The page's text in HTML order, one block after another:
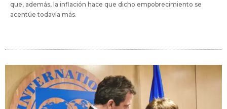
que, además, la inflación hace que dicho empobrecimiento se
acentúe todavía más.